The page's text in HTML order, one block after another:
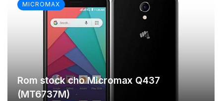
Rom stock cho Micromax Q437
(MT6737M)
MICROMAX